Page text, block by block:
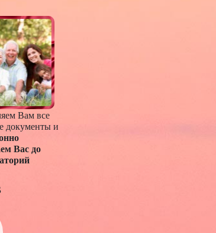
Вам все
документы и
Вас до